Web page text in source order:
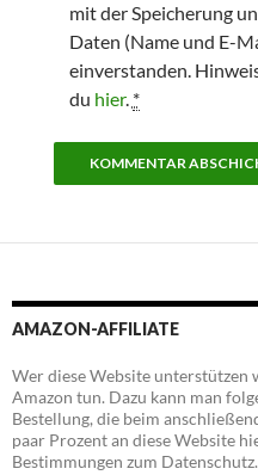
mit der Speicherung
Daten (Name und E-
einverstanden.
du hier. *
AMAZON-AFFILIATE
Wer diese Website unterstützen
Amazon tun. Dazu kann man
Bestellung, die beim
paar Prozent an diese Website
Bestimmungen zum Datenschutz.